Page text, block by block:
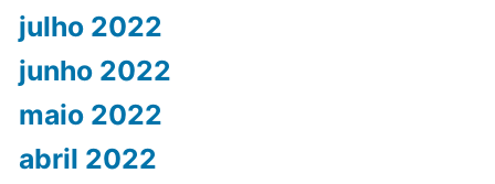
julho 2022
junho 2022
maio 2022
abril 2022